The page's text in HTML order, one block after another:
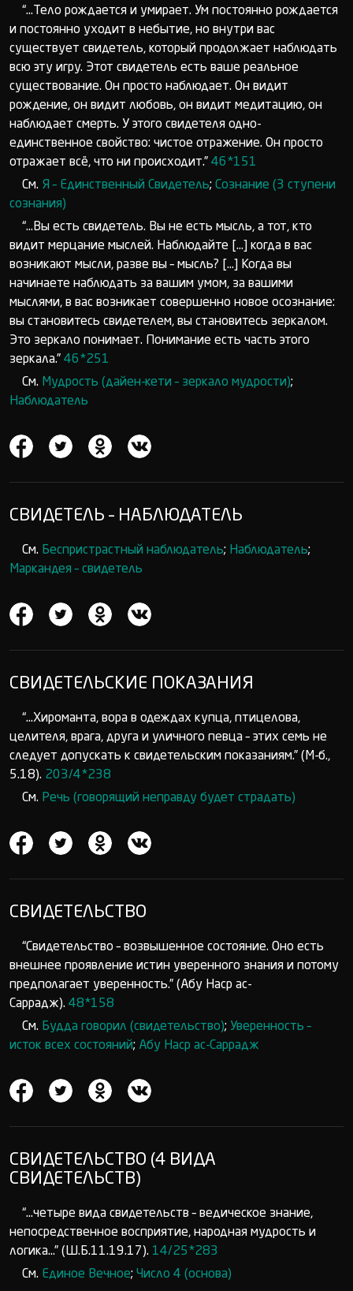
“...Тело рождается и умирает. Ум постоянно рождается
и постоянно уходит в небытие, но внутри вас
существует свидетель, который продолжает наблюдать
всю эту игру. Этот свидетель есть ваше реальное
существование. Он просто наблюдает. Он видит
рождение, он видит любовь, он видит медитацию, он
наблюдает смерть. У этого свидетеля одно-
единственное свойство: чистое отражение. Он просто
отражает всё, что ни происходит.” 46*151
См. Я – Единственный Свидетель; Сознание (3 ступени
сознания)
“...Вы есть свидетель. Вы не есть мысль, а тот, кто
видит мерцание мыслей. Наблюдайте [...] когда в вас
возникают мысли, разве вы – мысль? [...] Когда вы
начинаете наблюдать за вашим умом, за вашими
мыслями, в вас возникает совершенно новое осознание:
вы становитесь свидетелем, вы становитесь зеркалом.
Это зеркало понимает. Понимание есть часть этого
зеркала.” 46*251
См. Мудрость (дайен-кети – зеркало мудрости);
Наблюдатель
СВИДЕТЕЛЬ – НАБЛЮДАТЕЛЬ
См. Беспристрастный наблюдатель; Наблюдатель;
Маркандея – свидетель
СВИДЕТЕЛЬСКИЕ ПОКАЗАНИЯ
“...Хироманта, вора в одеждах купца, птицелова,
целителя, врага, друга и уличного певца – этих семь не
следует допускать к свидетельским показаниям.” (М-б.,
5.18). 203/4*238
См. Речь (говорящий неправду будет страдать)
СВИДЕТЕЛЬСТВО
“Свидетельство – возвышенное состояние. Оно есть
внешнее проявление истин уверенного знания и потому
предполагает уверенность.” (Абу Наср ас-
Саррадж). 48*158
См. Будда говорил (свидетельство); Уверенность –
исток всех состояний; Абу Наср ас-Саррадж
СВИДЕТЕЛЬСТВО (4 ВИДА
СВИДЕТЕЛЬСТВ)
“...четыре вида свидетельств – ведическое знание,
непосредственное восприятие, народная мудрость и
логика...” (Ш.Б.11.19.17). 14/25*283
См. Единое Вечное; Число 4 (основа)